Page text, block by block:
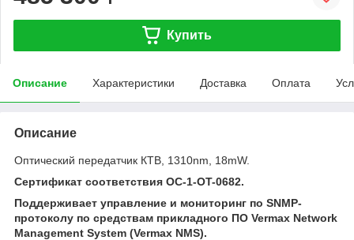
Купить
Описание Характеристики Доставка Оплата
Описание
Оптический передатчик КТВ, 1310nm, 18mW.
Сертификат соответствия OC-1-OT-0682.
Поддерживает управление и мониторинг по SNMP-
протоколу по средствам прикладного ПО Vermax Network
Management System (Vermax NMS).